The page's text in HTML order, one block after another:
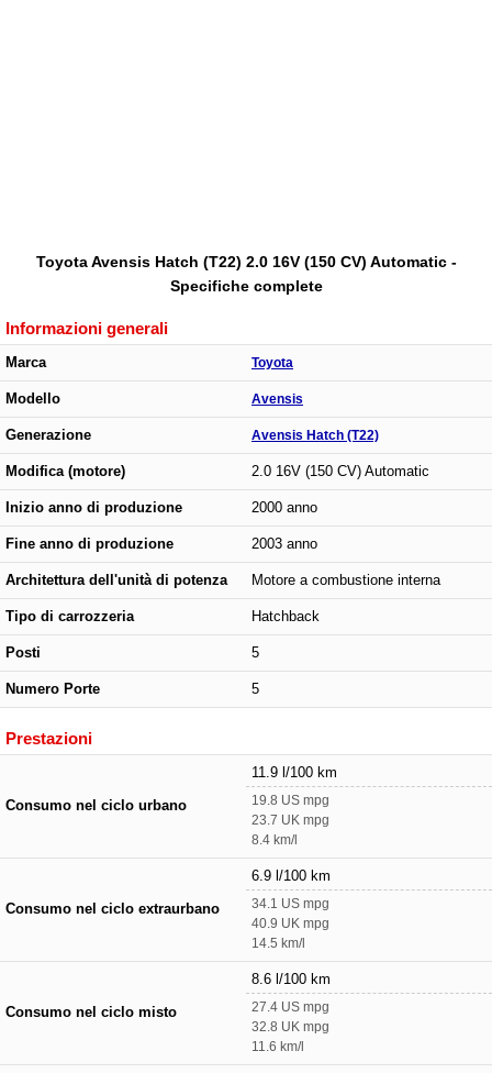
Toyota Avensis Hatch (T22) 2.0 16V (150 CV) Automatic -
Specifiche complete
Informazioni generali
Marca Toyota
Modello Avensis
Generazione Avensis Hatch (T22)
Modifica (motore) 2.0 16V (150 CV) Automatic
Inizio anno di produzione 2000 anno
Fine anno di produzione 2003 anno
Architettura dell'unità di potenza Motore a combustione interna
Tipo di carrozzeria Hatchback
Posti 5
Numero Porte 5
Prestazioni
Consumo nel ciclo urbano
11.9 l/100 km
19.8 US mpg
23.7 UK mpg
8.4 km/l
Consumo nel ciclo extraurbano
6.9 l/100 km
34.1 US mpg
40.9 UK mpg
14.5 km/l
Consumo nel ciclo misto
8.6 l/100 km
27.4 US mpg
32.8 UK mpg
11.6 km/l